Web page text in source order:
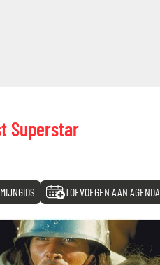
Superstar
TOEVOEGEN AAN AGENDA